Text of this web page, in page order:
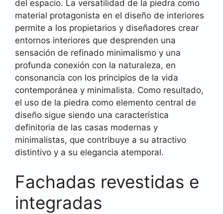
del espacio. La versatilidad de la piedra como
material protagonista en el diseño de interiores
permite a los propietarios y diseñadores crear
entornos interiores que desprenden una
sensación de refinado minimalismo y una
profunda conexión con la naturaleza, en
consonancia con los principios de la vida
contemporánea y minimalista. Como resultado,
el uso de la piedra como elemento central de
diseño sigue siendo una característica
definitoria de las casas modernas y
minimalistas, que contribuye a su atractivo
distintivo y a su elegancia atemporal.
Fachadas revestidas e
integradas